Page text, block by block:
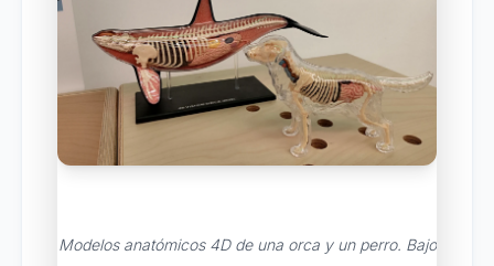
Modelos anatómicos 4D de una orca y un perro. Bajo